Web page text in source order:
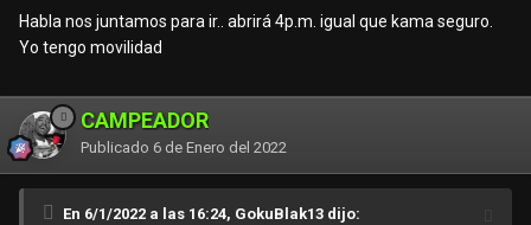
Habla nos juntamos para ir.. abrirá 4p.m. igual que kama seguro.
Yo tengo movilidad
CAMPEADOR
Publicado 6 de Enero del 2022
En 6/1/2022 a las 16:24, GokuBlak13 dijo: